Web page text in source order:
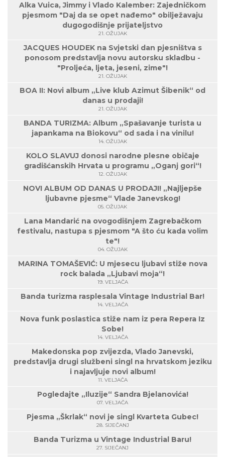
Alka Vuica, Jimmy i Vlado Kalember: Zajedničkom
pjesmom "Daj da se opet nađemo" obilježavaju
dugogodišnje prijateljstvo
21. OŽUJAK
JACQUES HOUDEK na Svjetski dan pjesništva s
ponosom predstavlja novu autorsku skladbu -
"Proljeća, ljeta, jeseni, zime"!
21. OŽUJAK
BOA II: Novi album „Live klub Azimut Šibenik“ od
danas u prodaji!
21. OŽUJAK
BANDA TURIZMA: Album „Spašavanje turista u
japankama na Biokovu“ od sada i na vinilu!
14. OŽUJAK
KOLO SLAVUJ donosi narodne plesne običaje
gradišćanskih Hrvata u programu „Oganj gori“!
12. OŽUJAK
NOVI ALBUM OD DANAS U PRODAJI! „Najljepše
ljubavne pjesme“ Vlade Janevskog!
05. OŽUJAK
Lana Mandarić na ovogodišnjem Zagrebačkom
festivalu, nastupa s pjesmom "A što ću kada volim
te"!
04. OŽUJAK
MARINA TOMAŠEVIĆ: U mjesecu ljubavi stiže nova
rock balada „Ljubavi moja“!
19. VELJAČA
Banda turizma rasplesala Vintage Industrial Bar!
14. VELJAČA
Nova funk poslastica stiže nam iz pera Repera Iz
Sobe!
14. VELJAČA
Makedonska pop zvijezda, Vlado Janevski,
predstavlja drugi službeni singl na hrvatskom jeziku
i najavljuje novi album!
11. VELJAČA
Pogledajte „Iluzije“ Sandra Bjelanovića!
07. VELJAČA
Pjesma „Škrlak“ novi je singl Kvarteta Gubec!
28. SIJEČANJ
Banda Turizma u Vintage Industrial Baru!
27. SIJEČANJ